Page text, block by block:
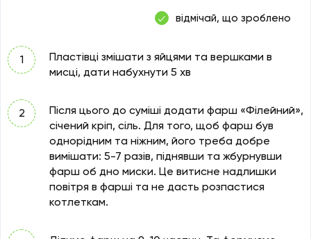
відмічай, що зроблено
Пластівці змішати з яйцями та вершками в
мисці, дати набухнути 5 хв
Після цього до суміші додати фарш «Філейний»,
січений кріп, сіль. Для того, щоб фарш був
однорідним та ніжним, його треба добре
вимішати: 5-7 разів, піднявши та жбурнувши
фарш об дно миски. Це витисне надлишки
повітря в фарші та не дасть розпастися
котлеткам.